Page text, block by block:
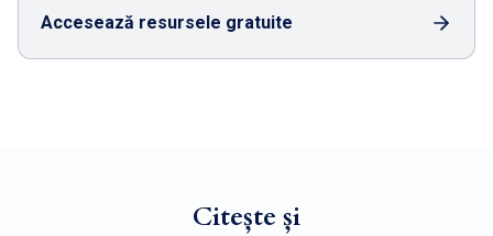
Accesează resursele gratuite
Citește și